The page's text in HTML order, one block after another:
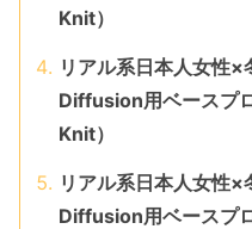
Knit）
リアル系日本人女性
Diffusion用ベースプ
Knit）
リアル系日本人女性
Diffusion用ベースプ